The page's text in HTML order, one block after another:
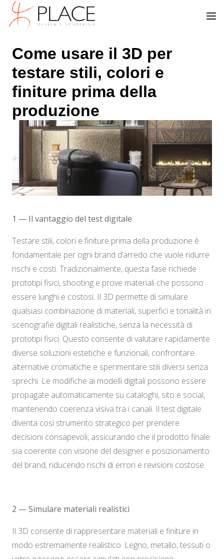
Come usare il 3D per
testare stili, colori e
finiture prima della
produzione
1 — Il vantaggio del test digitale
Testare stili, colori e finiture prima della produzione è
fondamentale per ogni brand d’arredo che vuole ridurre
rischi e costi. Tradizionalmente, questa fase richiede
prototipi fisici, shooting e prove materiali che possono
essere lunghi e costosi. Il 3D permette di simulare
qualsiasi combinazione di materiali, superfici e tonalità in
scenografie digitali realistiche, senza la necessità di
prototipi fisici. Questo consente di valutare rapidamente
diverse soluzioni estetiche e funzionali, confrontare
alternative cromatiche e sperimentare stili diversi senza
sprechi. Le modifiche ai modelli digitali possono essere
propagate automaticamente su cataloghi, sito e social,
mantenendo coerenza visiva tra i canali. Il test digitale
diventa così strumento strategico per prendere
decisioni consapevoli, assicurando che il prodotto finale
sia coerente con visione del designer e posizionamento
del brand, riducendo rischi di errori e revisioni costose.
2 — Simulare materiali realistici
Il 3D consente di rappresentare materiali e finiture in
modo estremamente realistico. Legno, metallo, tessuti o